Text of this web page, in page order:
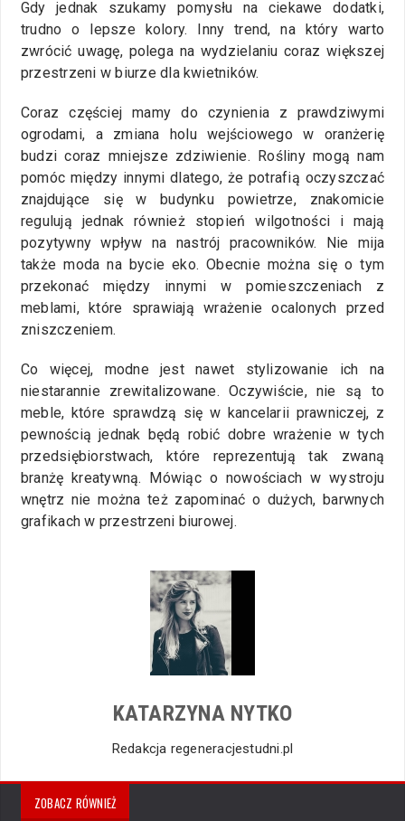
Gdy jednak szukamy pomysłu na ciekawe dodatki,
trudno o lepsze kolory. Inny trend, na który warto
zwrócić uwagę, polega na wydzielaniu coraz większej
przestrzeni w biurze dla kwietników.
Coraz częściej mamy do czynienia z prawdziwymi
ogrodami, a zmiana holu wejściowego w oranżerię
budzi coraz mniejsze zdziwienie. Rośliny mogą nam
pomóc między innymi dlatego, że potrafią oczyszczać
znajdujące się w budynku powietrze, znakomicie
regulują jednak również stopień wilgotności i mają
pozytywny wpływ na nastrój pracowników. Nie mija
także moda na bycie eko. Obecnie można się o tym
przekonać między innymi w pomieszczeniach z
meblami, które sprawiają wrażenie ocalonych przed
zniszczeniem.
Co więcej, modne jest nawet stylizowanie ich na
niestarannie zrewitalizowane. Oczywiście, nie są to
meble, które sprawdzą się w kancelarii prawniczej, z
pewnością jednak będą robić dobre wrażenie w tych
przedsiębiorstwach, które reprezentują tak zwaną
branżę kreatywną. Mówiąc o nowościach w wystroju
wnętrz nie można też zapominać o dużych, barwnych
grafikach w przestrzeni biurowej.
KATARZYNA NYTKO
Redakcja regeneracjestudni.pl
ZOBACZ RÓWNIEŻ